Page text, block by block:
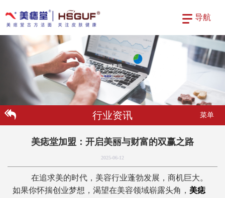
导航
行业资讯 菜单
美痣堂加盟：开启美丽与财富的双赢之路
2025-06-12
在追求美的时代，美容行业蓬勃发展，商机巨大。
如果你怀揣创业梦想，渴望在美容领域崭露头角， 美痣